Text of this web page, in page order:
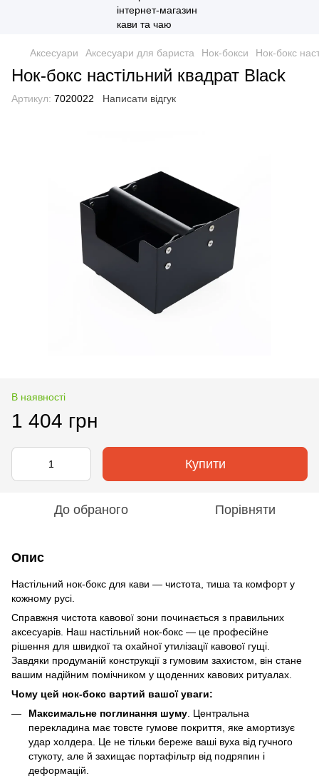
Аксесуари Аксесуари для бариста Нок-бокси Нок-бокс
Нок-бокс настільний квадрат Black
Артикул: 7020022 Написати відгук
В наявності
1 404 грн
Купити
До обраного Порівняти
Опис
Настільний нок-бокс для кави — чистота, тиша та комфорт у
кожному русі.
Справжня чистота кавової зони починається з правильних
аксесуарів. Наш настільний нок-бокс — це професійне
рішення для швидкої та охайної утилізації кавової гущі.
Завдяки продуманій конструкції з гумовим захистом, він стане
вашим надійним помічником у щоденних кавових ритуалах.
Чому цей нок-бокс вартий вашої уваги:
Максимальне поглинання шуму . Центральна
перекладина має товсте гумове покриття, яке амортизує
удар холдера. Це не тільки береже ваші вуха від гучного
стукоту, але й захищає портафільтр від подряпин і
деформацій.